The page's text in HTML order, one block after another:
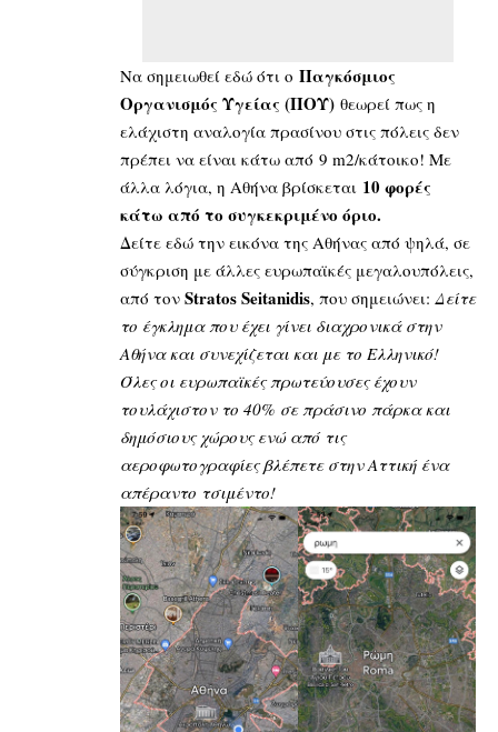
Να σημειωθεί εδώ ότι ο Παγκόσμιος
Οργανισμός Υγείας (ΠΟΥ) θεωρεί πως η
ελάχιστη αναλογία πρασίνου στις πόλεις δεν
πρέπει να είναι κάτω από 9 m2/κάτοικο! Με
άλλα λόγια, η Αθήνα βρίσκεται 10 φορές
κάτω από το συγκεκριμένο όριο.
Δείτε εδώ την εικόνα της Αθήνας από ψηλά, σε
σύγκριση με άλλες ευρωπαϊκές μεγαλουπόλεις,
από τον Stratos Seitanidis, που σημειώνει: Δείτε
το έγκλημα που έχει γίνει διαχρονικά στην
Αθήνα και συνεχίζεται και με το Ελληνικό!
Όλες οι ευρωπαϊκές πρωτεύουσες έχουν
τουλάχιστον το 40% σε πράσινο πάρκα και
δημόσιους χώρους ενώ από τις
αεροφωτογραφίες βλέπετε στην Αττική ένα
απέραντο τσιμέντο!